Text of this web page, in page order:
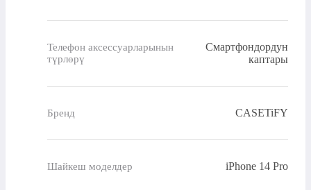
Телефон аксессуарларынын
түрлөрү
Смартфондордун
каптары
Бренд CASETiFY
Шайкеш моделдер iPhone 14 Pro